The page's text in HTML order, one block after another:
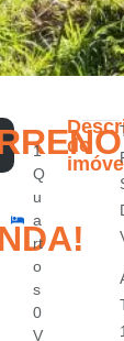
1
Q
u
a
rt
o
s
0
V
do